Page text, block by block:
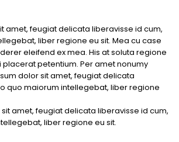
amet, feugiat delicata liberavisse id cum,
liber regione eu sit. Mea cu case
eleifend ex mea. His at soluta regione
petentium. Per amet nonumy
dolor sit amet, feugiat delicata
quo maiorum intellegebat, liber regione
amet, feugiat delicata liberavisse id cum,
liber regione eu sit.